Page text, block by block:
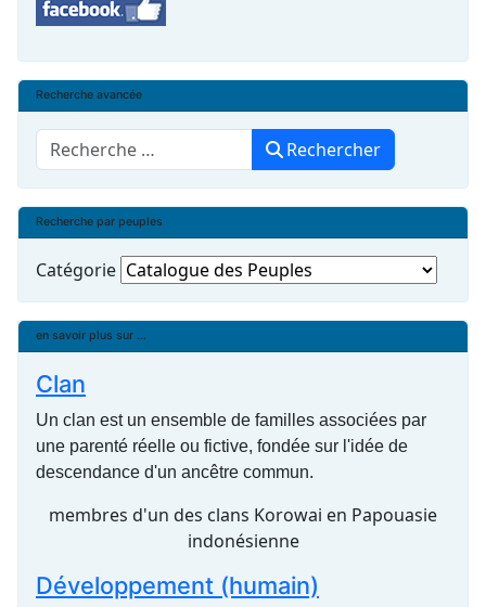
Recherche avancée
Rechercher Rechercher
Recherche par peuples
Catégorie
en savoir plus sur ...
Clan
Un clan est un ensemble de familles associées par
une parenté réelle ou fictive, fondée sur l'idée de
descendance d'un ancêtre commun.
membres d'un des clans Korowai en Papouasie
indonésienne
Développement (humain)